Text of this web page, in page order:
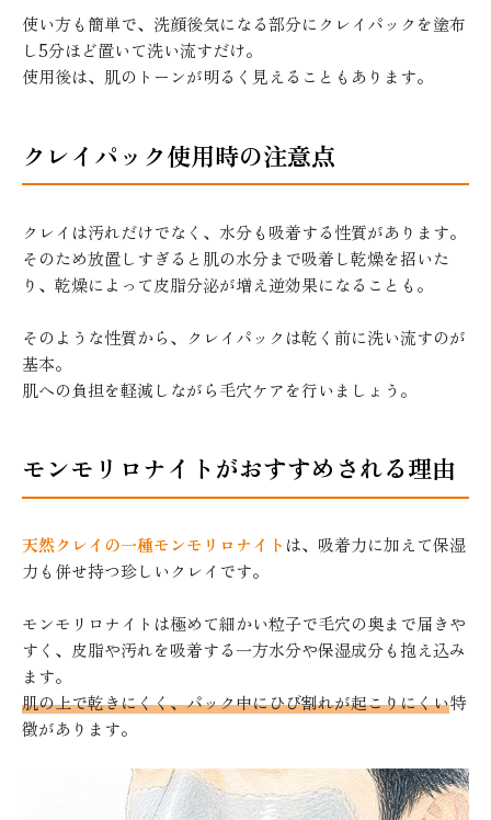
使い方も簡単で、洗顔後気になる部分にクレイパックを塗布
し5分ほど置いて洗い流すだけ。
使用後は、肌のトーンが明るく見えることもあります。
クレイパック使用時の注意点
クレイは汚れだけでなく、水分も吸着する性質があります。
そのため放置しすぎると肌の水分まで吸着し乾燥を招いた
り、乾燥によって皮脂分泌が増え逆効果になることも。
そのような性質から、クレイパックは乾く前に洗い流すのが
基本。
肌への負担を軽減しながら毛穴ケアを行いましょう。
モンモリロナイトがおすすめされる理由
天然クレイの一種モンモリロナイト は、吸着力に加えて保湿
力も併せ持つ珍しいクレイです。
モンモリロナイトは極めて細かい粒子で毛穴の奥まで届きや
すく、皮脂や汚れを吸着する一方水分や保湿成分も抱え込み
ます。
肌の上で乾きにくく、パック中にひび割れが起こりにくい特
徴があります。